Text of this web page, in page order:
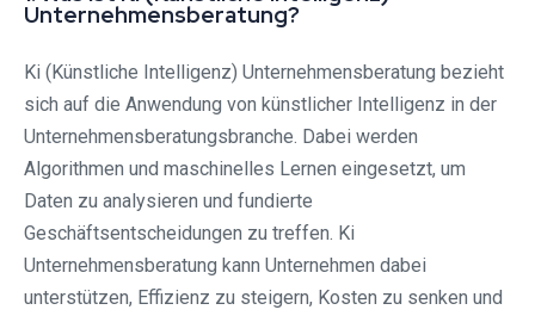
Unternehmensberatung?
Ki (Künstliche Intelligenz) Unternehmensberatung bezieht
sich auf die Anwendung von künstlicher Intelligenz in der
Unternehmensberatungsbranche. Dabei werden
Algorithmen und maschinelles Lernen eingesetzt, um
Daten zu analysieren und fundierte
Geschäftsentscheidungen zu treffen. Ki
Unternehmensberatung kann Unternehmen dabei
unterstützen, Effizienz zu steigern, Kosten zu senken und